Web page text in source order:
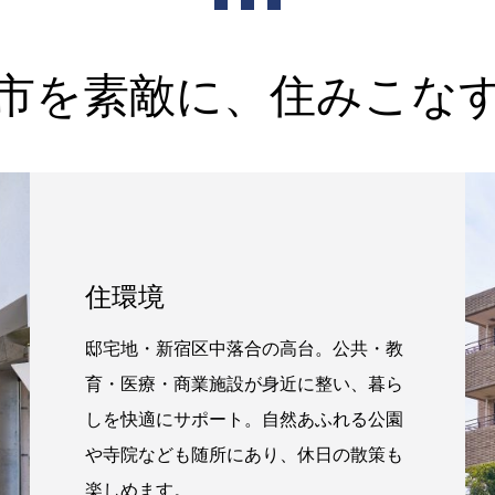
を素敵に、住みこな
住環境
邸宅地・新宿区中落合の高台。公共・教
育・医療・商業施設が身近に整い、暮ら
しを快適にサポート。自然あふれる公園
や寺院なども随所にあり、休日の散策も
楽しめます。